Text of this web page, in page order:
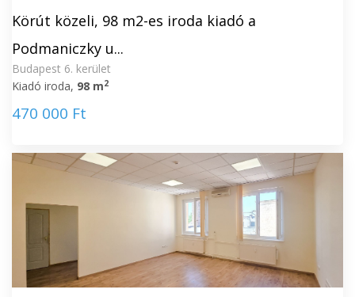
Körút közeli, 98 m2-es iroda kiadó a
Podmaniczky u...
Budapest 6. kerület
Kiadó iroda, 98 m2
470 000 Ft